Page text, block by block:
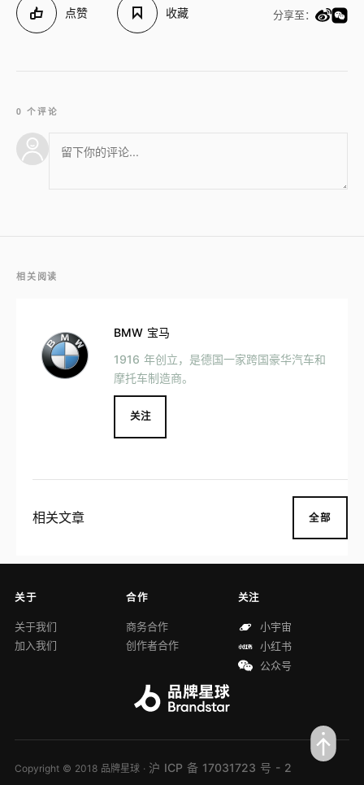
点赞 收藏 分享至：
0 个评论
相关阅读
BMW 宝马
1916 年创立，是德国一家跨国豪华汽车和
摩托车制造商。
关注
相关文章 全部
关于
关于我们
加入我们
合作
商务合作
创作者合作
关注
小宇宙
小红书
公众号
Copyright © 2018 品牌星球 · 沪 ICP 备 17031723 号 - 2